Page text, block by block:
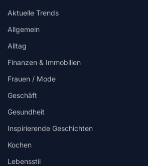
Aktuelle Trends
Allgemein
Alltag
Finanzen & Immobilien
Frauen / Mode
Geschäft
Gesundheit
Inspirierende Geschichten
Kochen
Lebensstil